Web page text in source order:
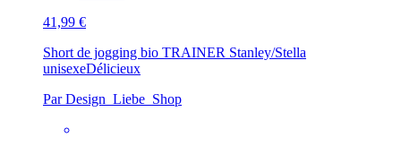
41,99 €
Short de jogging bio TRAINER Stanley/Stella
unisexeDélicieux
Par Design_Liebe_Shop